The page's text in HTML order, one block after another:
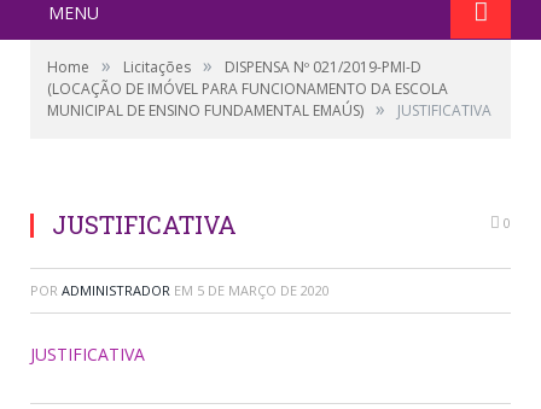
MENU
Home » Licitações »
DISPENSA Nº 021/2019-PMI-D
(LOCAÇÃO DE IMÓVEL PARA FUNCIONAMENTO DA ESCOLA
MUNICIPAL DE ENSINO FUNDAMENTAL EMAÚS) » JUSTIFICATIVA
JUSTIFICATIVA 0
POR ADMINISTRADOR EM 5 DE MARÇO DE 2020
JUSTIFICATIVA